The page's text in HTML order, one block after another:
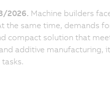
2026. Machine builders
the same time, demands
compact solution that
additive manufacturing,